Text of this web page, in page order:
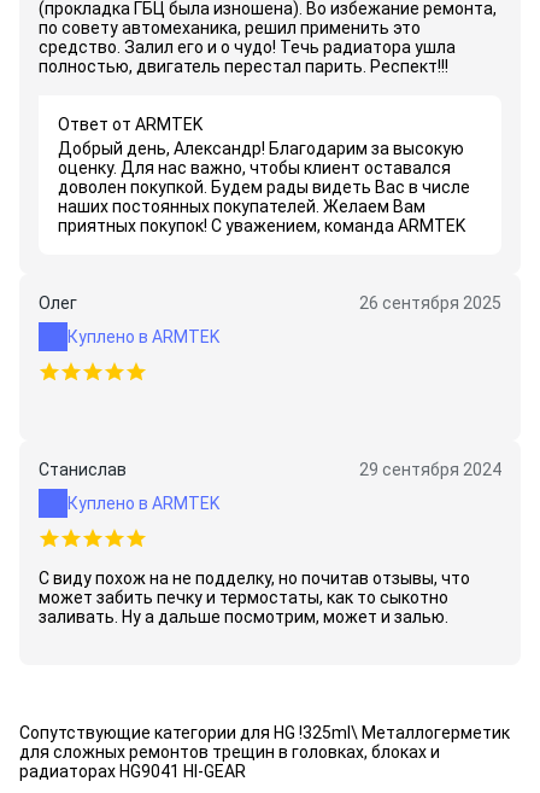
(прокладка ГБЦ была изношена). Во избежание ремонта,
по совету автомеханика, решил применить это
средство. Залил его и о чудо! Течь радиатора ушла
полностью, двигатель перестал парить. Респект!!!
Ответ от ARMTEK
Добрый день, Александр! Благодарим за высокую
оценку. Для нас важно, чтобы клиент оставался
доволен покупкой. Будем рады видеть Вас в числе
наших постоянных покупателей. Желаем Вам
приятных покупок! С уважением, команда ARMTEK
Олег
26 сентября 2025
Куплено в ARMTEK
Станислав
29 сентября 2024
Куплено в ARMTEK
С виду похож на не подделку, но почитав отзывы, что
может забить печку и термостаты, как то сыкотно
заливать. Ну а дальше посмотрим, может и залью.
Сопутствующие категории для HG !325ml\ Металлогерметик
для сложных ремонтов трещин в головках, блоках и
радиаторах HG9041 HI-GEAR